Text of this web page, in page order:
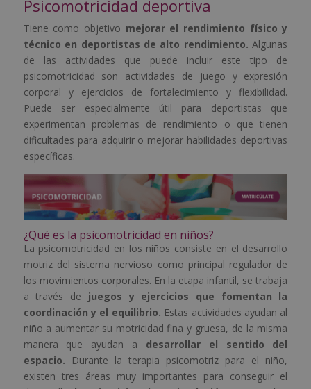
Psicomotricidad deportiva
Tiene como objetivo mejorar el rendimiento físico y
técnico en deportistas de alto rendimiento. Algunas
de las actividades que puede incluir este tipo de
psicomotricidad son actividades de juego y expresión
corporal y ejercicios de fortalecimiento y flexibilidad.
Puede ser especialmente útil para deportistas que
experimentan problemas de rendimiento o que tienen
dificultades para adquirir o mejorar habilidades deportivas
específicas.
¿Qué es la psicomotricidad en niños?
La psicomotricidad en los niños consiste en el desarrollo
motriz del sistema nervioso como principal regulador de
los movimientos corporales. En la etapa infantil, se trabaja
a través de juegos y ejercicios que fomentan la
coordinación y el equilibrio. Estas actividades ayudan al
niño a aumentar su motricidad fina y gruesa, de la misma
manera que ayudan a desarrollar el sentido del
espacio. Durante la terapia psicomotriz para el niño,
existen tres áreas muy importantes para conseguir el